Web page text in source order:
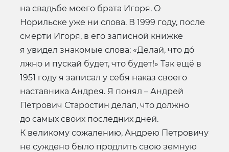
на свадьбе моего брата Игоря. О
Норильске уже ни слова. В 1999 году, после
смерти Игоря, в его записной книжке
я увидел знакомые слова: «Делай, что дó
лжно и пускай будет, что будет!» Так ещё в
1951 году я записал у себя наказ своего
наставника Андрея. Я понял – Андрей
Петрович Старостин делал, что должно
до самых своих последних дней.
К великому сожалению, Андрею Петровичу
не суждено было продлить свою земную